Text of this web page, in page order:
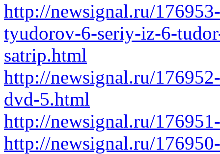
http://newsignal.ru/
tyudorov-6-seriy-iz-6-
satrip.html
http://newsignal.ru/
dvd-5.html
http://newsignal.ru/
http://newsignal.ru/